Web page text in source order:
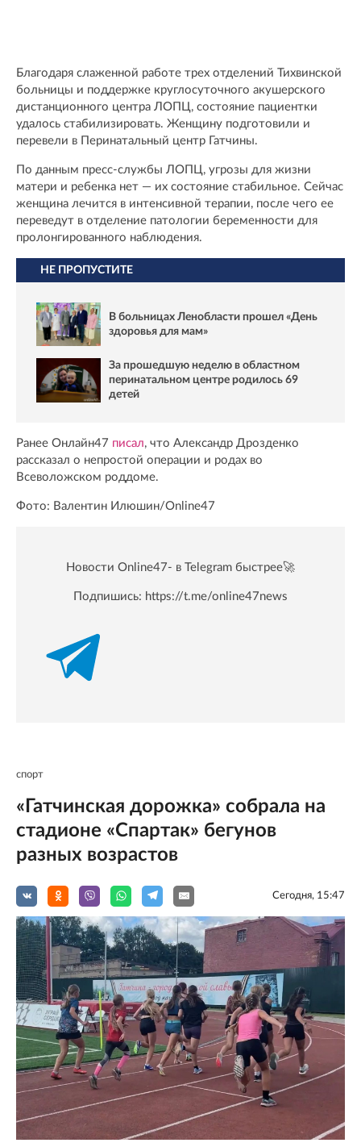
Благодаря слаженной работе трех отделений Тихвинской
больницы и поддержке круглосуточного акушерского
дистанционного центра ЛОПЦ, состояние пациентки
удалось стабилизировать. Женщину подготовили и
перевели в Перинатальный центр Гатчины.
По данным пресс-службы ЛОПЦ, угрозы для жизни
матери и ребенка нет — их состояние стабильное. Сейчас
женщина лечится в интенсивной терапии, после чего ее
переведут в отделение патологии беременности для
пролонгированного наблюдения.
НЕ ПРОПУСТИТЕ
В больницах Ленобласти прошел «День
здоровья для мам»
За прошедшую неделю в областном
перинатальном центре родилось 69
детей
Ранее Онлайн47 писал, что Александр Дрозденко
рассказал о непростой операции и родах во
Всеволожском роддоме.
Фото: Валентин Илюшин/Online47
Новости Online47- в Telegram быстрее🚀
Подпишись: https://t.me/online47news
спорт
«Гатчинская дорожка» собрала на
стадионе «Спартак» бегунов
разных возрастов
Сегодня, 15:47